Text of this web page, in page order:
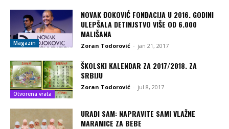
Magazin
NOVAK ĐOKOVIĆ FONDACIJA U 2016. GODINI
ULEPŠALA DETINJSTVO VIŠE OD 6.000
MALIŠANA
Zoran Todorović - jan 21, 2017
Otvorena vrata
ŠKOLSKI KALENDAR ZA 2017/2018. ZA
SRBIJU
Zoran Todorović - jul 8, 2017
URADI SAM: NAPRAVITE SAMI VLAŽNE
MARAMICE ZA BEBE